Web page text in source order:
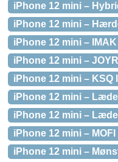
iPhone 12 mini –
iPhone 12 mini –
iPhone 12 mini –
iPhone 12 mini –
iPhone 12 mini –
iPhone 12 mini –
iPhone 12 mini –
iPhone 12 mini –
iPhone 12 mini –